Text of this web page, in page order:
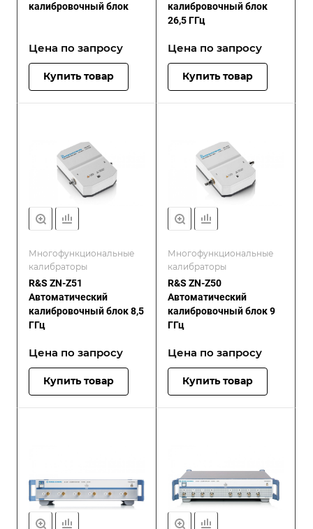
калибровочный блок
Цена по запросу
Купить товар
калибровочный блок
26,5 ГГц
Цена по запросу
Купить товар
Многофункциональные
калибраторы
R&S ZN-Z51
Автоматический
калибровочный блок 8,5
ГГц
Цена по запросу
Купить товар
Многофункциональные
калибраторы
R&S ZN-Z50
Автоматический
калибровочный блок 9
ГГц
Цена по запросу
Купить товар